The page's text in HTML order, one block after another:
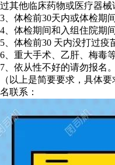
过其他临床药物或医疗器械
3、体检前30天内或体检期
4、体检期间和入组住院期
5、体检前30 天内没打过疫
6、重大手术、乙肝、梅毒
7、依从性不好的请勿
（以上是简要要求，具体
名联系：